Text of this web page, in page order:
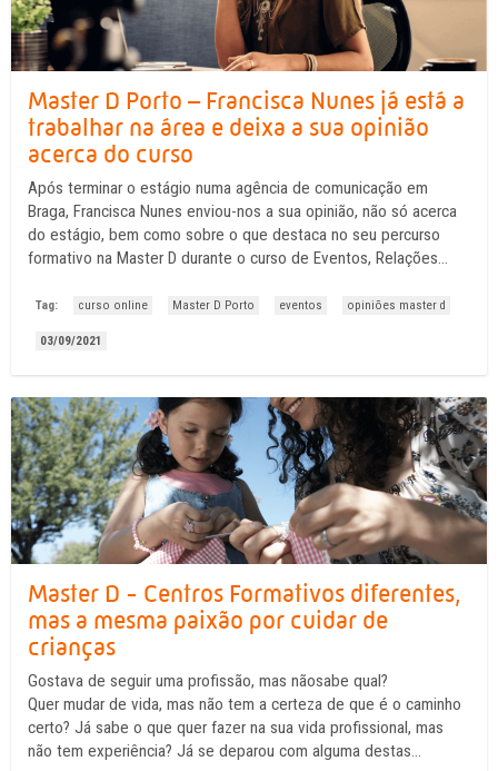
Master D Porto – Francisca Nunes já está a
trabalhar na área e deixa a sua opinião
acerca do curso
Após terminar o estágio numa agência de comunicação em
Braga, Francisca Nunes enviou-nos a sua opinião, não só acerca
do estágio, bem como sobre o que destaca no seu percurso
formativo na Master D durante o curso de Eventos, Relações
Tag: curso online Master D Porto eventos opiniões master d
03/09/2021
Master D - Centros Formativos diferentes,
mas a mesma paixão por cuidar de
crianças
Gostava de seguir uma profissão, mas nãosabe qual?
Quer mudar de vida, mas não tem a certeza de que é o caminho
certo? Já sabe o que quer fazer na sua vida profissional, mas
não tem experiência? Já se deparou com alguma destas